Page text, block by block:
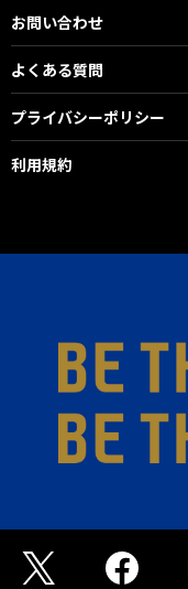
お問い合わせ
よくある質問
プライバシーポリシー
利用規約